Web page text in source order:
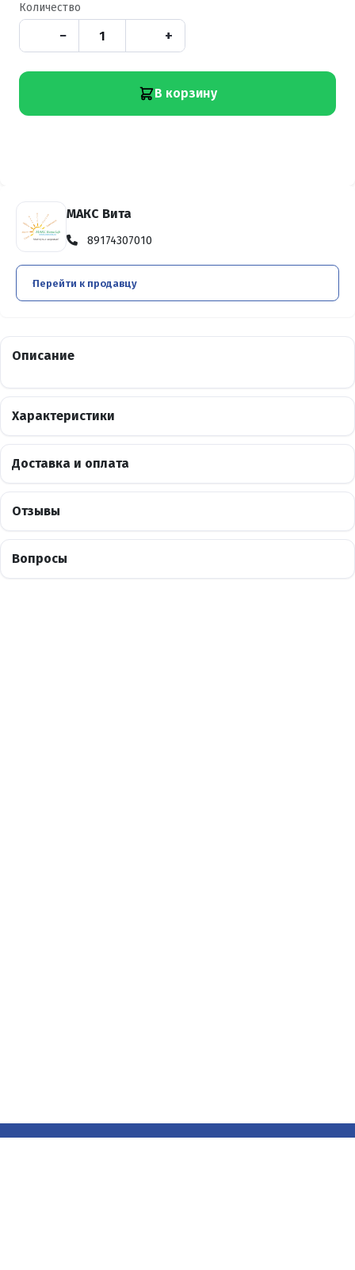
Количество
− +
В корзину
МАКС Вита
89174307010
Перейти к продавцу
Описание
Характеристики
Доставка и оплата
Отзывы
Вопросы